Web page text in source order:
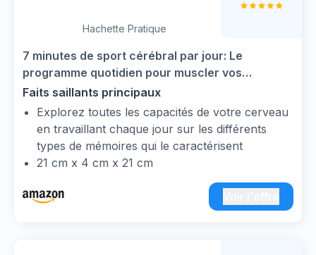
Hachette Pratique
7 minutes de sport cérébral par jour: Le
programme quotidien pour muscler vos
neurones
Faits saillants principaux
Explorez toutes les capacités de votre cerveau
en travaillant chaque jour sur les différents
types de mémoires qui le caractérisent
21 cm x 4 cm x 21 cm